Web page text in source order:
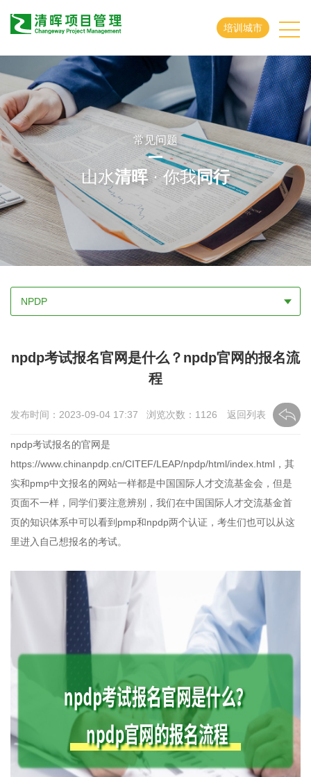
培训城市
常见问题
山水清晖· 你我同行
NPDP
npdp考试报名官网是什么？npdp官网的报名流
程
发布时间：2023-09-04 17:37 浏览次数： 1126 返回列表
npdp考试报名的官网是
https://www.chinanpdp.cn/CITEF/LEAP/npdp/html/index.html，其
实和pmp中文报名的网站一样都是中国国际人才交流基金会，但是
页面不一样，同学们要注意辨别，我们在中国国际人才交流基金首
页的知识体系中可以看到pmp和npdp两个认证，考生们也可以从这
里进入自己想报名的考试。